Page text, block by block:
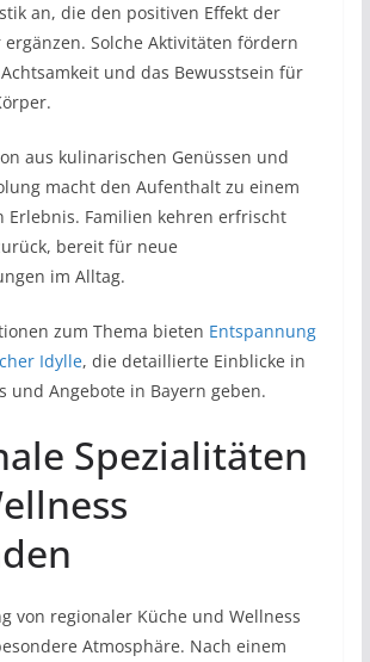
an, die den positiven Effekt der
Solche Aktivitäten fördern
und das Bewusstsein für
aus kulinarischen Genüssen und
macht den Aufenthalt zu einem
Erlebnis. Familien kehren erfrischt
bereit für neue
im Alltag.
zum Thema bieten Entspannung
Idylle, die detaillierte Einblicke in
und Angebote in Bayern geben.
Spezialitäten
von regionaler Küche und Wellness
Atmosphäre. Nach einem